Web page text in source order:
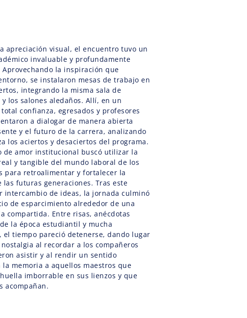
apreciación visual, el encuentro tuvo un
invaluable y profundamente
Aprovechando la inspiración que
se instalaron mesas de trabajo en
integrando la misma sala de
y los salones aledaños. Allí, en un
confianza, egresados y profesores
a dialogar de manera abierta
y el futuro de la carrera, analizando
los aciertos y desaciertos del programa.
de amor institucional buscó utilizar la
y tangible del mundo laboral de los
para retroalimentar y fortalecer la
las futuras generaciones. Tras este
intercambio de ideas, la jornada culminó
de esparcimiento alrededor de una
compartida. Entre risas, anécdotas
la época estudiantil y mucha
el tiempo pareció detenerse, dando lugar
al recordar a los compañeros
asistir y al rendir un sentido
la memoria a aquellos maestros que
imborrable en sus lienzos y que
acompañan.